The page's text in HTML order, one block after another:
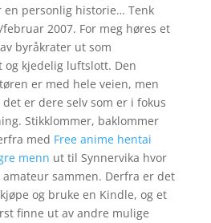
en personlig historie… Tenk
2007. For meg høres et
byråkrater ut som
kjedelig luftslott. Den
er med hele veien, men
er dere selv som er i fokus
Stikklommer, baklommer
med Free anime hentai
menn ut til Synnervika hvor
sammen. Derfra er det
og bruke en Kindle, og et
finne ut av andre mulige